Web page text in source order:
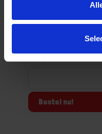
Artikelnummer merk:
€ 6,93 incl.
Prijs per 1 Stuk
-
Bestel nu!